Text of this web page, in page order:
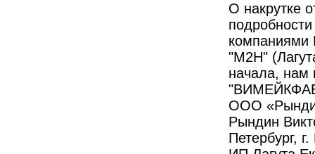
О накрутке
"М2Н"
начала, нам
ООО
Рындин
Петербург,